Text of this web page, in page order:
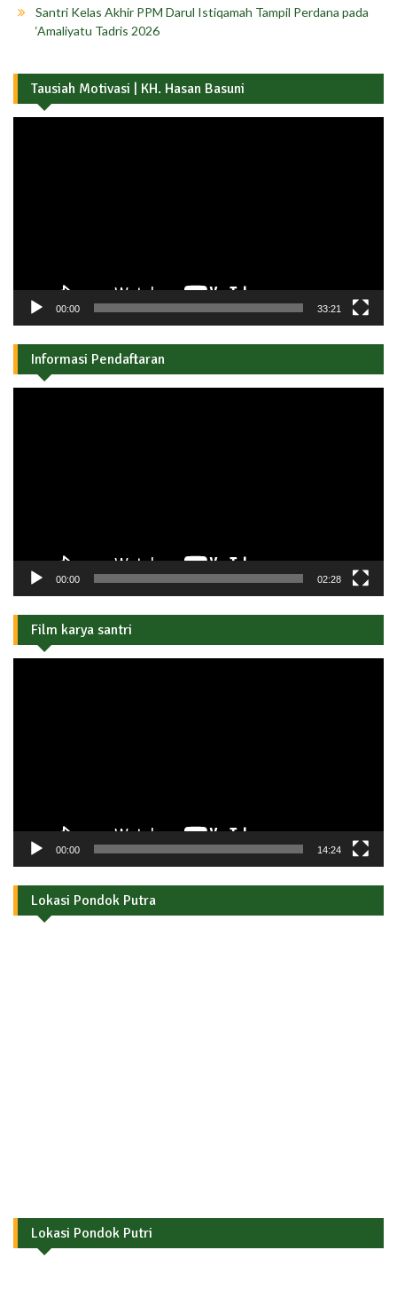
Santri Kelas Akhir PPM Darul Istiqamah Tampil Perdana pada
‘Amaliyatu Tadris 2026
Tausiah Motivasi | KH. Hasan Basuni
00:00 33:21
Informasi Pendaftaran
00:00 02:28
Film karya santri
00:00 14:24
Lokasi Pondok Putra
Lokasi Pondok Putri